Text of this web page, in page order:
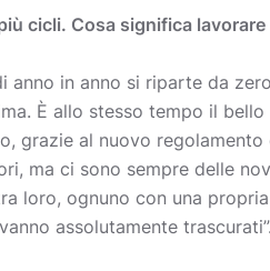
cicli. Cosa significa
anno in anno si riparte da
È allo stesso tempo il
grazie al nuovo regolamento
ma ci sono sempre delle
loro, ognuno con una
assolutamente trascurati”.